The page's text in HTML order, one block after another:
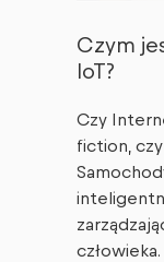
Czym
IoT?
Czy
fiction,